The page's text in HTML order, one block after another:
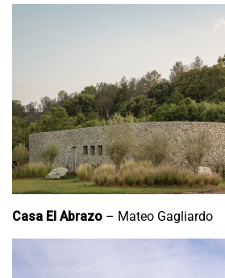
Casa El Abrazo – Mateo Gagliardo